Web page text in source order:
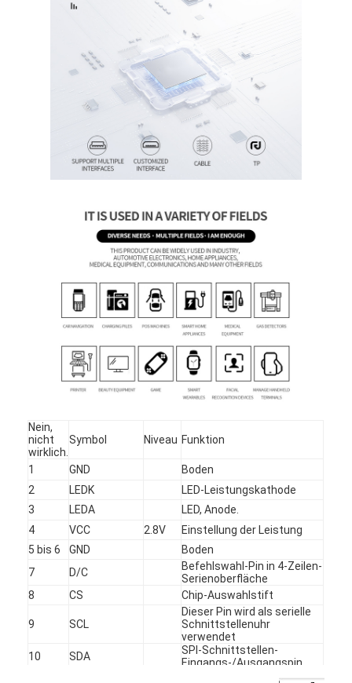
Heim
Produkte
Über uns
Werksbesichtigung
Qualitätskontrolle
Nachrichten
Bitte um ein Angebot
Nein,
nicht
wirklich.
Symbol Niveau Funktion
1 GND
Boden
2
LEDK
LED-Leistungskathode
3
LEDA
LED, Anode.
4
VCC 2.8V
Einstellung der Leistung
5 bis 6
GND
Boden
7
D/C
Befehlswahl-Pin in 4-Zeilen-
Serienoberfläche
8
CS Chip-Auswahlstift
9 SCL
Dieser Pin wird als serielle
Schnittstellenuhr
verwendet
10
SDA
SPl-Schnittstellen-
Eingangs-/Ausgangspin.
Setzen Sie das Signal